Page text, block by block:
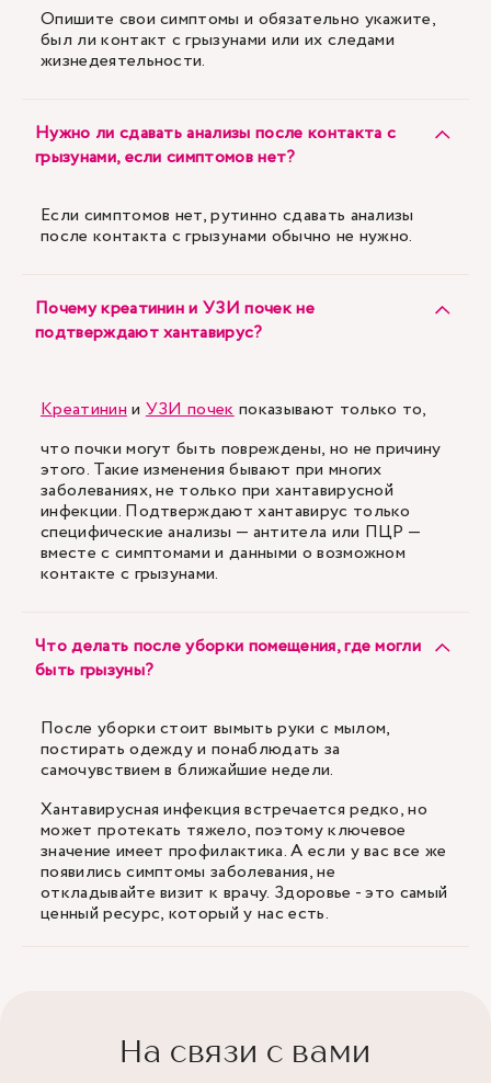
Опишите свои симптомы и обязательно укажите,
был ли контакт с грызунами или их следами
жизнедеятельности.
Нужно ли сдавать анализы после контакта с
грызунами, если симптомов нет?
Если симптомов нет, рутинно сдавать анализы
после контакта с грызунами обычно не нужно.
Почему креатинин и УЗИ почек не
подтверждают хантавирус?
КреатининиУЗИ почекпоказывают только то,
что почки могут быть повреждены, но не причину
этого. Такие изменения бывают при многих
заболеваниях, не только при хантавирусной
инфекции. Подтверждают хантавирус только
специфические анализы — антитела или ПЦР —
вместе с симптомами и данными о возможном
контакте с грызунами.
Что делать после уборки помещения, где могли
быть грызуны?
После уборки стоит вымыть руки с мылом,
постирать одежду и понаблюдать за
самочувствием в ближайшие недели.
Хантавирусная инфекция встречается редко, но
может протекать тяжело, поэтому ключевое
значение имеет профилактика. А если у вас все же
появились симптомы заболевания, не
откладывайте визит к врачу. Здоровье - это самый
ценный ресурс, который у нас есть.
На связи с вами